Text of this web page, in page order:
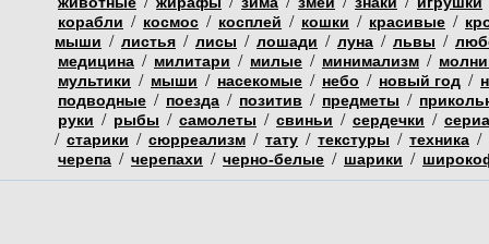
корабли / космос / косплей / кошки / красивые /
мыши / листья / лисы / лошади / луна / львы /
медицина / милитари / милые / минимализм /
мультики / мыши / насекомые / небо / новый год /
подводные / поезда / позитив / предметы /
руки / рыбы / самолеты / свиньи / сердечки /
/ старики / сюрреализм / тату / текстуры / техника /
черепа / черепахи / черно-белые / шарики /